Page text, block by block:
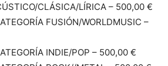
CLÁSICA/LÍRICA – 500,00 €
FUSIÓN/WORLDMUSIC –
INDIE/POP – 500,00 €